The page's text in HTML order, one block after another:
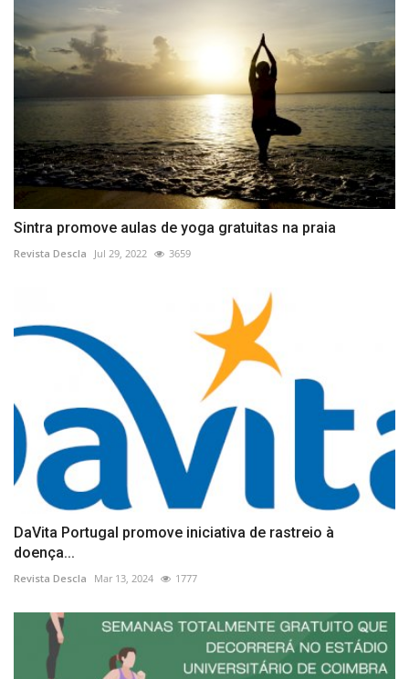
Sintra promove aulas de yoga gratuitas na praia
Revista Descla Jul 29, 2022 3659
DaVita Portugal promove iniciativa de rastreio à
doença...
Revista Descla Mar 13, 2024 1777